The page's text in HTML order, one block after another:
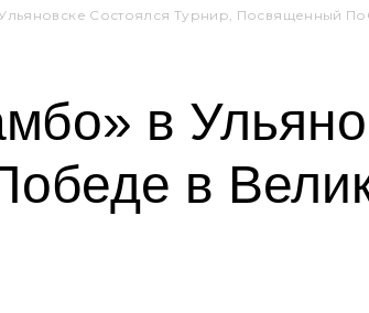
Состоялся Турнир, Посвященный
в
в